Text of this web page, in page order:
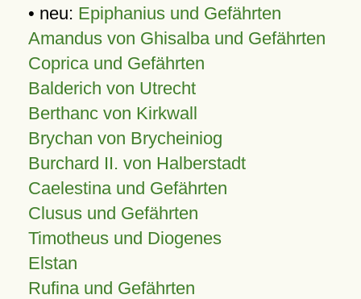
• neu: Epiphanius und Gefährten
Amandus von Ghisalba und Gefährten
Coprica und Gefährten
Balderich von Utrecht
Berthanc von Kirkwall
Brychan von Brycheiniog
Burchard II. von Halberstadt
Caelestina und Gefährten
Clusus und Gefährten
Timotheus und Diogenes
Elstan
Rufina und Gefährten